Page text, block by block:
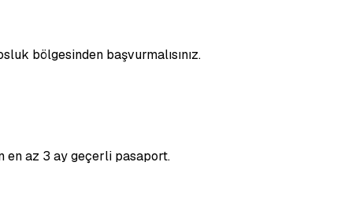
bölgesinden başvurmalısınız.
en az 3 ay geçerli pasaport.